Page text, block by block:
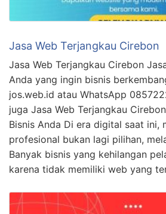
Jasa Web Terjangkau Cirebon
Jasa Web Terjangkau Cirebon
Anda yang ingin bisnis
jos.web.id atau WhatsApp
juga Jasa Web Terjangkau
Bisnis Anda Di era digital saat ini,
profesional bukan lagi pilihan,
Banyak bisnis yang kehilangan
karena tidak memiliki web yang